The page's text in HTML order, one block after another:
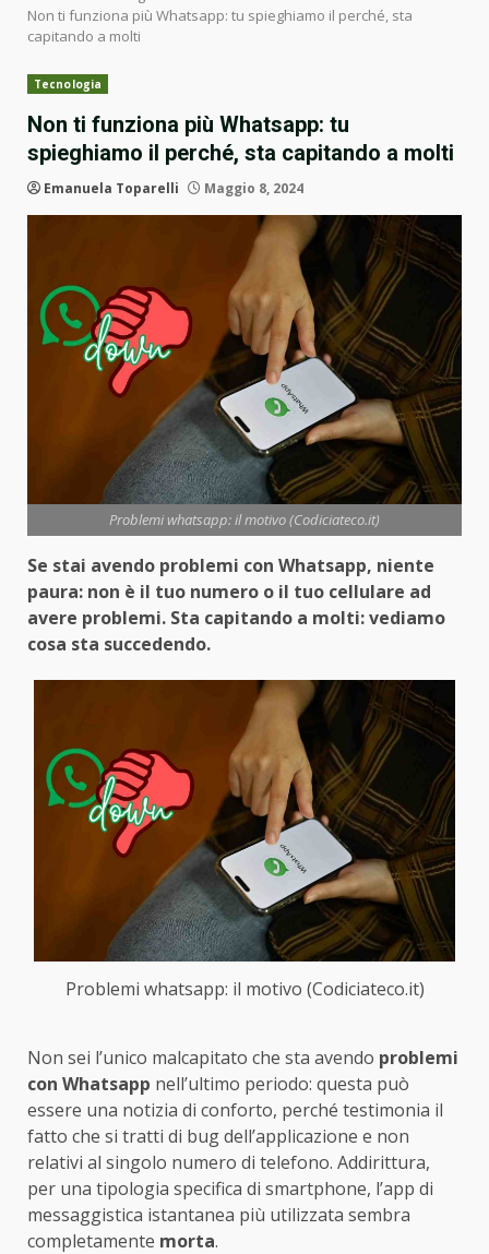
Non ti funziona più Whatsapp: tu spieghiamo il perché, sta
capitando a molti
Tecnologia
Non ti funziona più Whatsapp: tu
spieghiamo il perché, sta capitando a molti
Emanuela Toparelli Maggio 8, 2024
Problemi whatsapp: il motivo (Codiciateco.it)
Se stai avendo problemi con Whatsapp, niente
paura: non è il tuo numero o il tuo cellulare ad
avere problemi. Sta capitando a molti: vediamo
cosa sta succedendo.
Problemi whatsapp: il motivo (Codiciateco.it)
Non sei l’unico malcapitato che sta avendo problemi
con Whatsapp nell’ultimo periodo: questa può
essere una notizia di conforto, perché testimonia il
fatto che si tratti di bug dell’applicazione e non
relativi al singolo numero di telefono. Addirittura,
per una tipologia specifica di smartphone, l’app di
messaggistica istantanea più utilizzata sembra
completamente morta.